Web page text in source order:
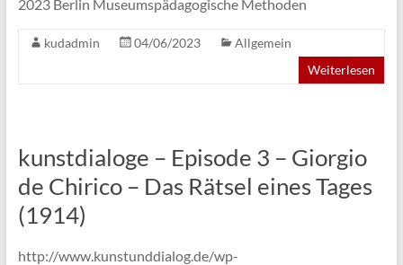
2023 Berlin Museumspädagogische Methoden
kudadmin 04/06/2023
Allgemein
Weiterlesen
kunstdialoge – Episode 3 – Giorgio
de Chirico – Das Rätsel eines Tages
(1914)
http://www.kunstunddialog.de/wp-